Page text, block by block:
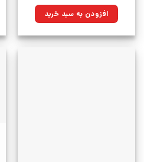
۶۶۰,۰۰۰تومان
بود.
۴۷۱,۹۰۰تومان.افزودن به سبد خرید